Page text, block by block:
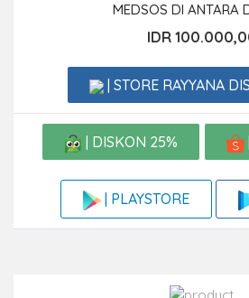
MEDSOS DI ANTARA
IDR
| STORE RAYYANA
| DISKON 25%
| PLAYSTORE